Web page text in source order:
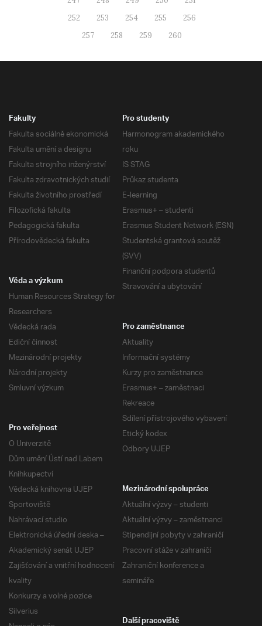
252
253 254 255
256
257
258 259 260
Fakulty
Fakulta sociálně ekonomická
Fakulta umění a designu
Fakulta strojního inženýrství
Fakulta zdravotnických studií
Fakulta životního prostředí
Filozofická fakulta
Pedagogická fakulta
Přírodovědecká fakulta
Pro studenty
Harmonogram akademického
roku
IS STAG
Průkaz studenta
E-learning
Erasmus+ – studenti
Erasmus Student Network (ESN)
Studentská grantová soutěž
(SVV)
Finanční podpora studentů
Stravování a ubytování
Věda a výzkum
Human Resources Strategy for
Researchers
Vědecká rada
Ediční činnost
Mezinárodní projekty
Národní projekty
Smluvní výzkum
Pro zaměstnance
Aktuality
Informační systémy
Kurzy pro zaměstnance
Erasmus+ – zaměstnaci
Rekreace
Sdílení přístrojového vybavení
Etický kodex
Odbory UJEP
Pro veřejnost
O Univerzitě
Dům umění Ústí nad Labem
Knihkupectví
Vědecká knihovna UJEP
Sportoviště
Nahrávací studio
Elektronická úřední deska –
Akademický senát UJEP
Zajišťování a vnitřní hodnocení
kvality
Konkurzy a volné pozice
Silverius
Mezinárodní spolupráce
Aktuální výzvy – studenti
Aktuální výzvy – zaměstnanci
Stipendijní pobyty v zahraničí
Pracovní stáže v zahraničí
Zahraniční konference a
semináře
Další pracoviště